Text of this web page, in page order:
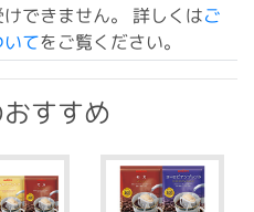
できません。 詳しくはご
てをご覧ください。
すすめ